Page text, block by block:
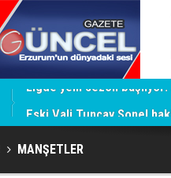
MANŞETLER